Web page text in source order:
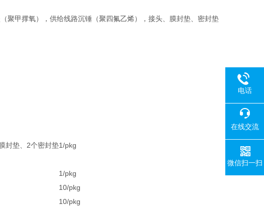
聚甲撑氧），供给线路沉锤（聚四氟乙烯），接头、膜封垫、密封垫
封垫、2个密封垫1/pkg
1/pkg
10/pkg
10/pkg
电话
在线交流
微信扫一扫